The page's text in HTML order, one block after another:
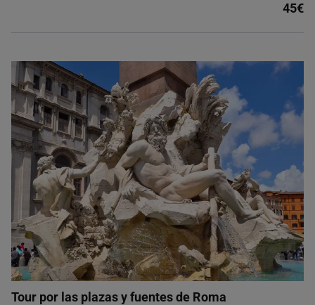
45€
Tour por las plazas y fuentes de Roma